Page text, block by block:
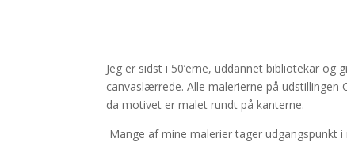
Jeg er sidst i 50’erne, uddannet bibliotekar
canvaslærrede. Alle malerierne på
da motivet er malet rundt på kanterne.
Mange af mine malerier tager udgangspunkt